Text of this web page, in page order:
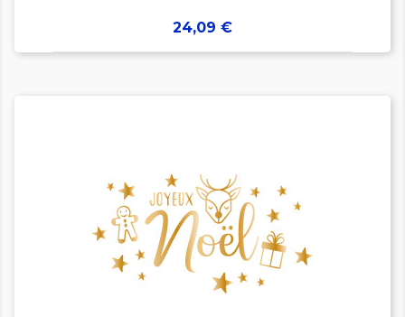
Prix
24,09 €

